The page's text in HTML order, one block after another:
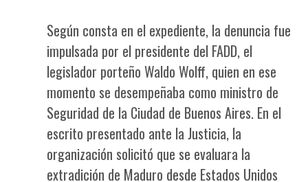
Según consta en el expediente, la denuncia fue
impulsada por el presidente del FADD, el
legislador porteño Waldo Wolff, quien en ese
momento se desempeñaba como ministro de
Seguridad de la Ciudad de Buenos Aires. En el
escrito presentado ante la Justicia, la
organización solicitó que se evaluara la
extradición de Maduro desde Estados Unidos